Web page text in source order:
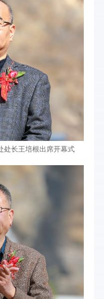
处长王培根出席开幕式